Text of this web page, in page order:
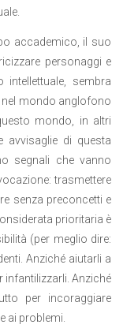
accademico, il suo
personaggi e
sembra
mondo anglofono
mondo, in altri
avvisaglie di questa
segnali che vanno
trasmettere
senza preconcetti e
prioritaria è
(per meglio dire:
Anziché aiutarli a
infantilizzarli. Anziché
per incoraggiare
ai problemi.